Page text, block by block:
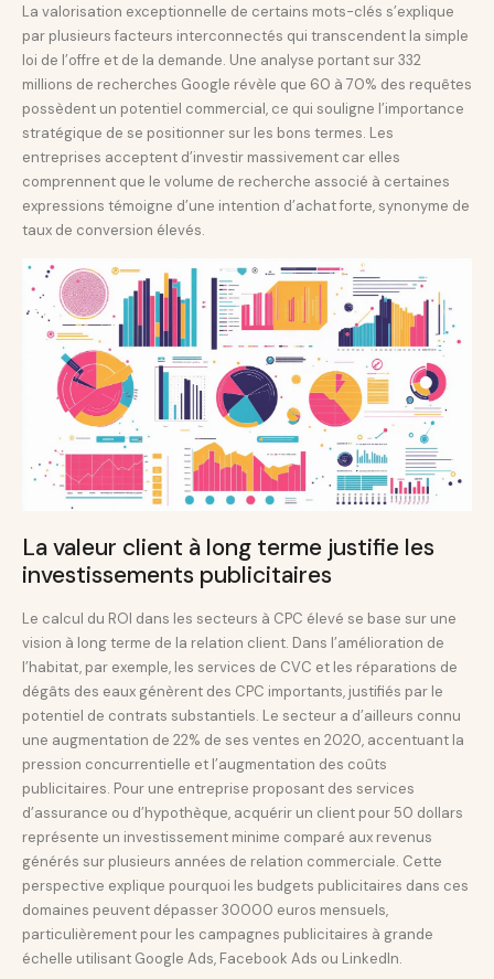
La valorisation exceptionnelle de certains mots-clés s’explique
par plusieurs facteurs interconnectés qui transcendent la simple
loi de l’offre et de la demande. Une analyse portant sur 332
millions de recherches Google révèle que 60 à 70% des requêtes
possèdent un potentiel commercial, ce qui souligne l’importance
stratégique de se positionner sur les bons termes. Les
entreprises acceptent d’investir massivement car elles
comprennent que le volume de recherche associé à certaines
expressions témoigne d’une intention d’achat forte, synonyme de
taux de conversion élevés.
La valeur client à long terme justifie les
investissements publicitaires
Le calcul du ROI dans les secteurs à CPC élevé se base sur une
vision à long terme de la relation client. Dans l’amélioration de
l’habitat, par exemple, les services de CVC et les réparations de
dégâts des eaux génèrent des CPC importants, justifiés par le
potentiel de contrats substantiels. Le secteur a d’ailleurs connu
une augmentation de 22% de ses ventes en 2020, accentuant la
pression concurrentielle et l’augmentation des coûts
publicitaires. Pour une entreprise proposant des services
d’assurance ou d’hypothèque, acquérir un client pour 50 dollars
représente un investissement minime comparé aux revenus
générés sur plusieurs années de relation commerciale. Cette
perspective explique pourquoi les budgets publicitaires dans ces
domaines peuvent dépasser 30000 euros mensuels,
particulièrement pour les campagnes publicitaires à grande
échelle utilisant Google Ads, Facebook Ads ou LinkedIn.